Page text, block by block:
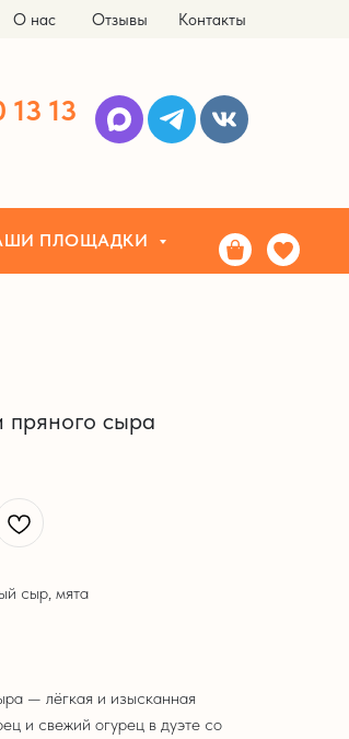
13 13
О нас Отзывы Контакты
ПЛОЩАДКИ
сыра
сыр, мята
— лёгкая и изысканная
и свежий огурец в дуэте со